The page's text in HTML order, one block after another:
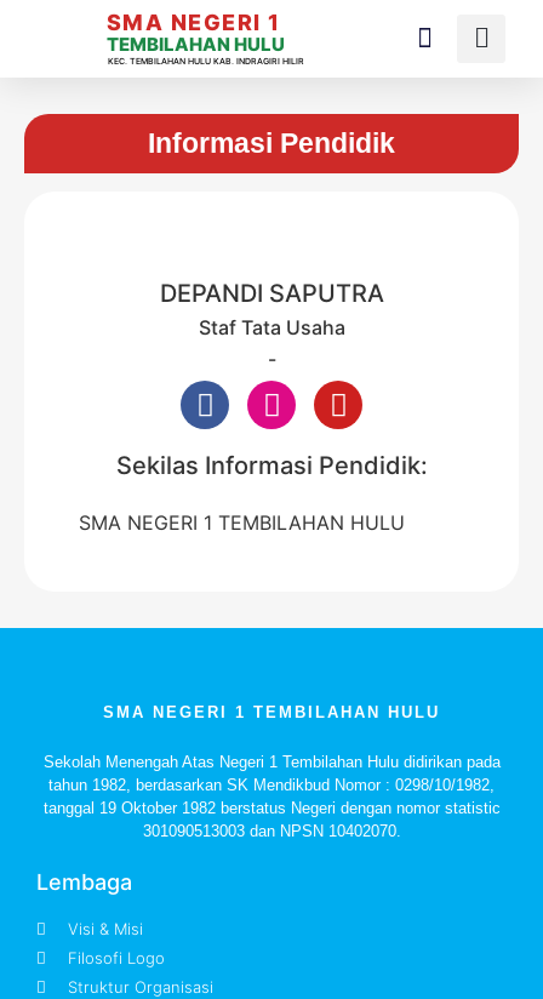
SMA NEGERI 1
TEMBILAHAN HULU
KEC. TEMBILAHAN HULU KAB. INDRAGIRI HILIR
Informasi Pendidik
DEPANDI SAPUTRA
Staf Tata Usaha
-
Sekilas Informasi Pendidik:
SMA NEGERI 1 TEMBILAHAN HULU
SMA NEGERI 1 TEMBILAHAN HULU
Sekolah Menengah Atas Negeri 1 Tembilahan Hulu didirikan pada
tahun 1982, berdasarkan SK Mendikbud Nomor : 0298/10/1982,
tanggal 19 Oktober 1982 berstatus Negeri dengan nomor statistic
301090513003 dan NPSN 10402070.
Lembaga
Visi & Misi
Filosofi Logo
Struktur Organisasi